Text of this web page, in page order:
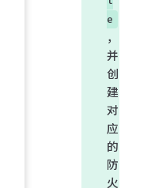
e
，
并
创
建
对
应
的
防
火